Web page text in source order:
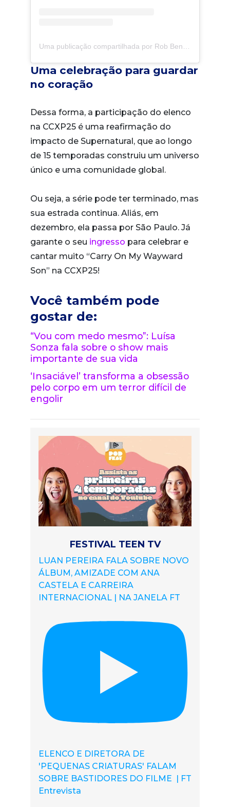
Uma publicação compartilhada por Rob Benedict (@robenedict)
Uma celebração para guardar
no coração
Dessa forma, a participação do elenco
na CCXP25 é uma reafirmação do
impacto de Supernatural, que ao longo
de 15 temporadas construiu um universo
único e uma comunidade global.
Ou seja, a série pode ter terminado, mas
sua estrada continua. Aliás, em
dezembro, ela passa por São Paulo. Já
garante o seu ingresso para celebrar e
cantar muito “Carry On My Wayward
Son” na CCXP25!
Você também pode
gostar de:
“Vou com medo mesmo”: Luísa
Sonza fala sobre o show mais
importante de sua vida
‘Insaciável’ transforma a obsessão
pelo corpo em um terror difícil de
engolir
FESTIVAL TEEN TV
LUAN PEREIRA FALA SOBRE NOVO
ÁLBUM, AMIZADE COM ANA
CASTELA E CARREIRA
INTERNACIONAL | NA JANELA FT
ELENCO E DIRETORA DE
'PEQUENAS CRIATURAS' FALAM
SOBRE BASTIDORES DO FILME | FT
Entrevista